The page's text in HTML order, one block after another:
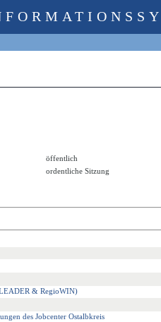
öffentlich
ordentliche Sitzung
& RegioWIN)
des Jobcenter Ostalbkreis